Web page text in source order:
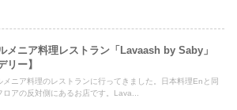
メニア料理レストラン「Lavaash by Saby」
リー】
メニア料理のレストランに行ってきました。日本料理Enと同
ロアの反対側にあるお店です。Lava...